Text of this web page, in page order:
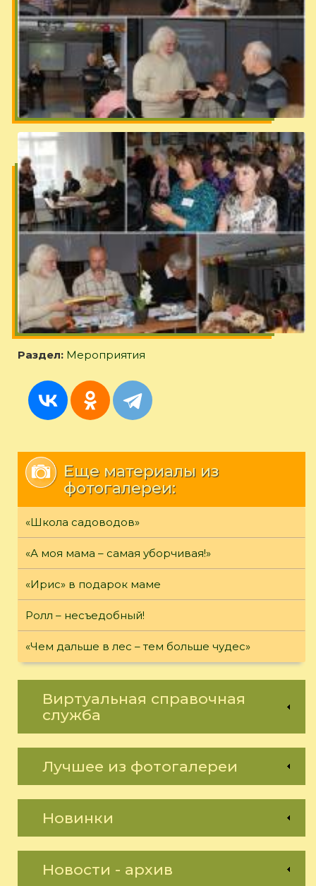
Раздел: Мероприятия
Еще материалы из
фотогалереи:
«Школа садоводов»
«А моя мама – самая уборчивая!»
«Ирис» в подарок маме
Ролл – несъедобный!
«Чем дальше в лес – тем больше чудес»
Виртуальная справочная
служба
Лучшее из фотогалереи
Новинки
Новости - архив